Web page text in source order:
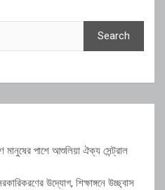
Search
মানুষের পাশে আশুলিয়া ঐক্য সেন্ট্রাল
উদ্যোগ, শিক্ষাঙ্গনে উচ্ছ্বাস